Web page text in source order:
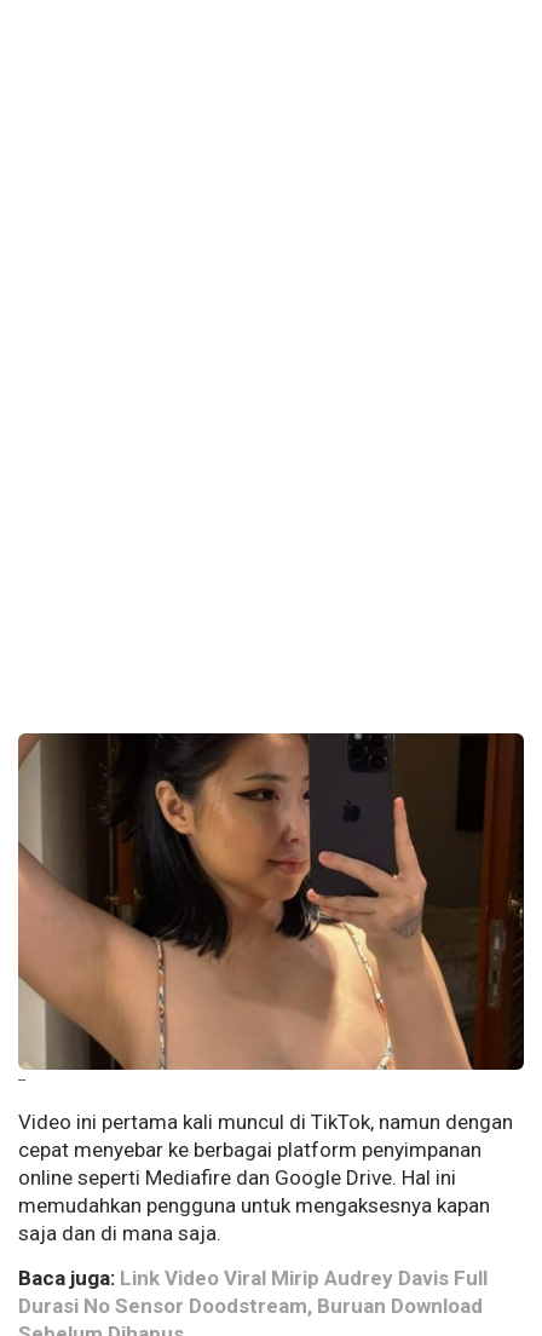
--
Video ini pertama kali muncul di TikTok, namun dengan
cepat menyebar ke berbagai platform penyimpanan
online seperti Mediafire dan Google Drive. Hal ini
memudahkan pengguna untuk mengaksesnya kapan
saja dan di mana saja.
Baca juga: Link Video Viral Mirip Audrey Davis Full
Durasi No Sensor Doodstream, Buruan Download